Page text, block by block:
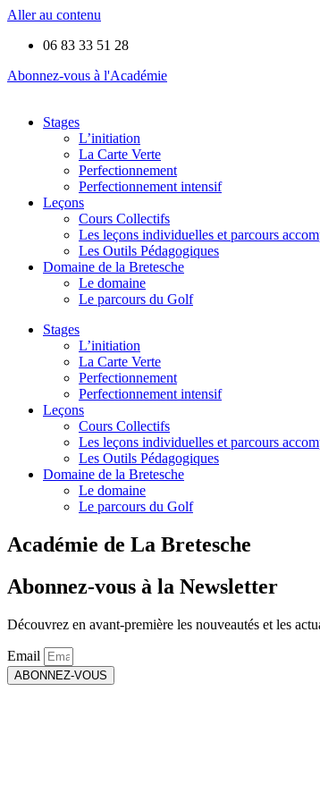
Aller au contenu
06 83 33 51 28
Abonnez-vous à l'Académie
Stages
L’initiation
La Carte Verte
Perfectionnement
Perfectionnement intensif
Leçons
Cours Collectifs
Les leçons individuelles et parcours
Les Outils Pédagogiques
Domaine de la Bretesche
Le domaine
Le parcours du Golf
Stages
L’initiation
La Carte Verte
Perfectionnement
Perfectionnement intensif
Leçons
Cours Collectifs
Les leçons individuelles et parcours
Les Outils Pédagogiques
Domaine de la Bretesche
Le domaine
Le parcours du Golf
Académie de La Bretesche
Abonnez-vous à la Newsletter
Découvrez en avant-première les nouveautés et les
Email
ABONNEZ-VOUS